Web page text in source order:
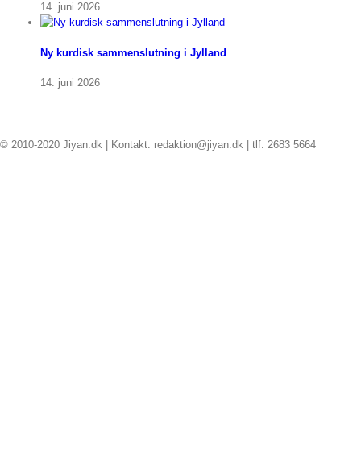
14. juni 2026
Ny kurdisk sammenslutning i Jylland
14. juni 2026
© 2010-2020 Jiyan.dk | Kontakt: redaktion@jiyan.dk | tlf. 2683 5664